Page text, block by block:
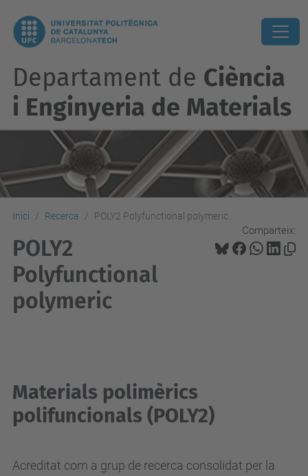
Departament de Ciència
i Enginyeria de Materials
Inici Recerca POLY2 Polyfunctional polymeric
Comparteix:
POLY2
Polyfunctional
polymeric
Materials polimèrics
polifuncionals (POLY2)
Acreditat com a grup de recerca consolidat per la